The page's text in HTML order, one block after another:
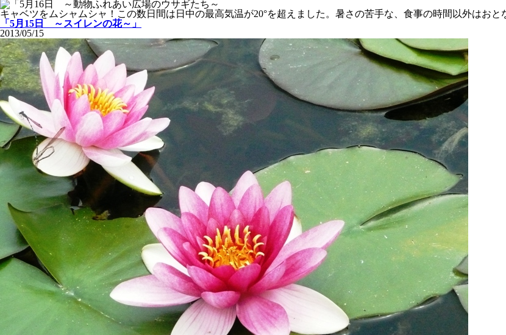
キャベツをムシャムシャ！この数日間は日中の最高気温が20°を超えました。暑さの苦手な、食事の時間以外はおと
「5月15日 ～スイレンの花～」
2013/05/15